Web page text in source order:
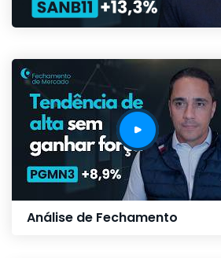
Análise de Fechamento